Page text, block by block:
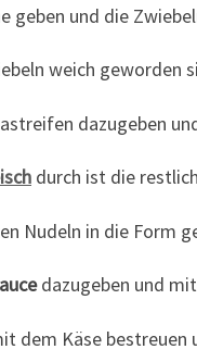
geben und die
weich geworden
dazugeben
durch ist die
Nudeln in die Form
dazugeben und
dem Käse bestreuen